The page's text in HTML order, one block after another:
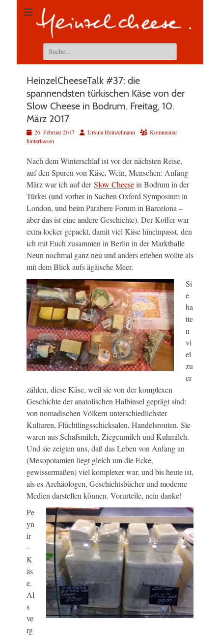
Suchen
nach:
HeinzelCheeseTalk #37: die
spannendsten türkischen Käse von der
Slow Cheese in Bodrum. Freitag, 10.
März 2017
Veröffentlicht
am
26. Februar 2017 AutorUrsula Heinzelmann
Kommentar
hinterlassen
Nach dem Winterschlaf ist vor der nächsten Reise,
auf den Spuren von Käse, Wein, Menschen: Anfang
März war ich auf derSlow Cheesein Bodrum in der
Türkei (und vorher in Sachen Oxford Symposium in
London, und beim Parabere Forum in Barcelona –
aber das ist eine andere Geschichte). Der Koffer war
extra locker gepackt, damit viel Käse hineinpasst, den
ich mit Euch zusammen in Berlin in der Markthalle
Neun nochmal ganz neu und anders erleben wollte als
mit dem Blick aufs ägäische Meer.
Si
e
ha
tte
n
vi
el
zu
er
zählen, diese Käse, weil sie von der komplexen
Geschichte der anatolischen Halbinsel geprägt sind:
von nomadischen Völkern unterschiedlichster
Kulturen, Flüchtlingsschicksalen, Handelsrouten. Sie
waren aus Schafsmilch, Ziegenmilch und Kuhmilch.
Und sie zeigten uns, daß das Leben von Anfang an
(Mesopotamien liegt gleich um die Ecke,
gewissermaßen) viel komplexer war, und bis heute ist,
als es Archäologen, Geschichtsbücher und moderne
Medien darstellen können. Vorurteile, nein danke!
Pe
yn
ir
–
K
äs
e.
Al
s
ve
rg